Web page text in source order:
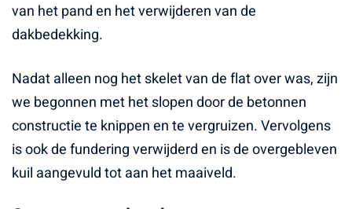
van het pand en het verwijderen van de
dakbedekking.
Nadat alleen nog het skelet van de flat over was, zijn
we begonnen met het slopen door de betonnen
constructie te knippen en te vergruizen. Vervolgens
is ook de fundering verwijderd en is de overgebleven
kuil aangevuld tot aan het maaiveld.